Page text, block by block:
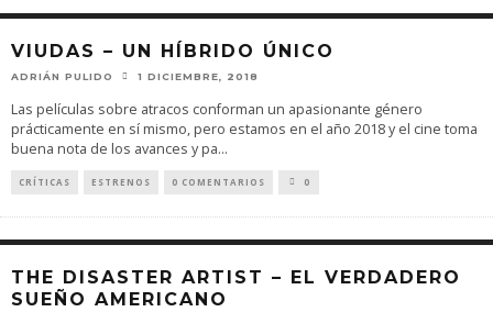
VIUDAS – UN HÍBRIDO ÚNICO
ADRIÁN PULIDO 1 DICIEMBRE, 2018
Las películas sobre atracos conforman un apasionante género
prácticamente en sí mismo, pero estamos en el año 2018 y el cine toma
buena nota de los avances y pa...
CRÍTICAS ESTRENOS 0 COMENTARIOS 0
THE DISASTER ARTIST – EL VERDADERO
SUEÑO AMERICANO